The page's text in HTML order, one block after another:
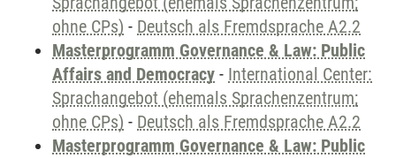
ohne CPs) - Deutsch als Fremdsprache A2.2
Masterprogramm Governance & Law: Public
Affairs and Democracy - International Center:
Sprachangebot (ehemals Sprachenzentrum;
ohne CPs) - Deutsch als Fremdsprache A2.2
Masterprogramm Governance & Law: Public